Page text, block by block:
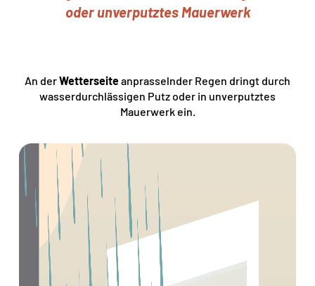
oder unverputztes Mauerwerk
An derWetterseiteanprasselnder Regen dringt durch
wasserdurchlässigen Putz oder in unverputztes
Mauerwerk ein.